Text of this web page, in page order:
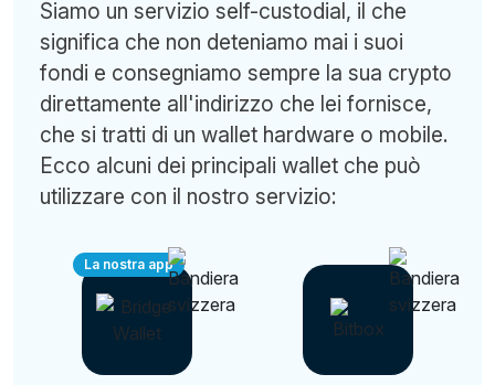
Siamo un servizio self-custodial, il che
significa che non deteniamo mai i suoi
fondi e consegniamo sempre la sua crypto
direttamente all'indirizzo che lei fornisce,
che si tratti di un wallet hardware o mobile.
Ecco alcuni dei principali wallet che può
utilizzare con il nostro servizio:
La nostra app